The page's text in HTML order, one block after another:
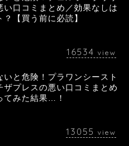
い口コミまとめ／効果なしは
？【買う前に必読】
16534 view
いと危険！プラワンシースト
ザプレスの悪い口コミまとめ
てみた結果…！
13055 view